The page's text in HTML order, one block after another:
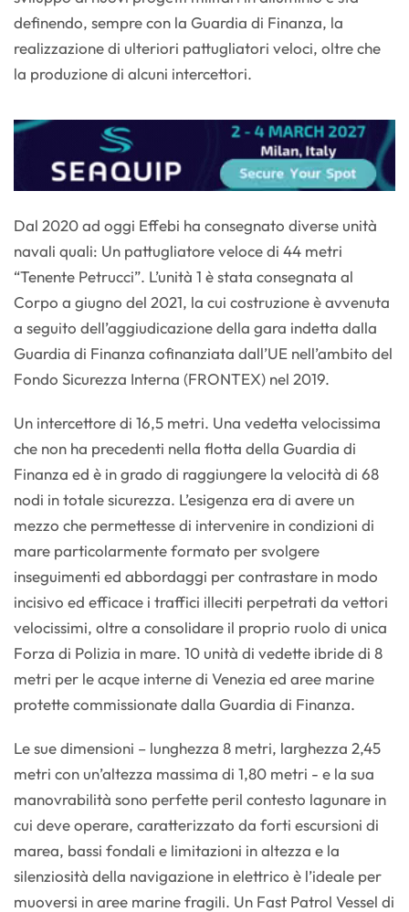
definendo, sempre con la Guardia di Finanza, la
realizzazione di ulteriori pattugliatori veloci, oltre che
la produzione di alcuni intercettori.
Dal 2020 ad oggi Effebi ha consegnato diverse unità
navali quali: Un pattugliatore veloce di 44 metri
“Tenente Petrucci”. L’unità 1 è stata consegnata al
Corpo a giugno del 2021, la cui costruzione è avvenuta
a seguito dell’aggiudicazione della gara indetta dalla
Guardia di Finanza cofinanziata dall’UE nell’ambito del
Fondo Sicurezza Interna (FRONTEX) nel 2019.
Un intercettore di 16,5 metri. Una vedetta velocissima
che non ha precedenti nella flotta della Guardia di
Finanza ed è in grado di raggiungere la velocità di 68
nodi in totale sicurezza. L’esigenza era di avere un
mezzo che permettesse di intervenire in condizioni di
mare particolarmente formato per svolgere
inseguimenti ed abbordaggi per contrastare in modo
incisivo ed efficace i traffici illeciti perpetrati da vettori
velocissimi, oltre a consolidare il proprio ruolo di unica
Forza di Polizia in mare. 10 unità di vedette ibride di 8
metri per le acque interne di Venezia ed aree marine
protette commissionate dalla Guardia di Finanza.
Le sue dimensioni – lunghezza 8 metri, larghezza 2,45
metri con un’altezza massima di 1,80 metri - e la sua
manovrabilità sono perfette peril contesto lagunare in
cui deve operare, caratterizzato da forti escursioni di
marea, bassi fondali e limitazioni in altezza e la
silenziosità della navigazione in elettrico è l’ideale per
muoversi in aree marine fragili. Un Fast Patrol Vessel di